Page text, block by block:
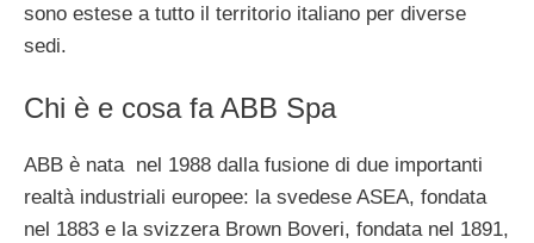
sono estese a tutto il territorio italiano per diverse
sedi.
Chi è e cosa fa ABB Spa
ABB è nata nel 1988 dalla fusione di due importanti
realtà industriali europee: la svedese ASEA, fondata
nel 1883 e la svizzera Brown Boveri, fondata nel 1891,